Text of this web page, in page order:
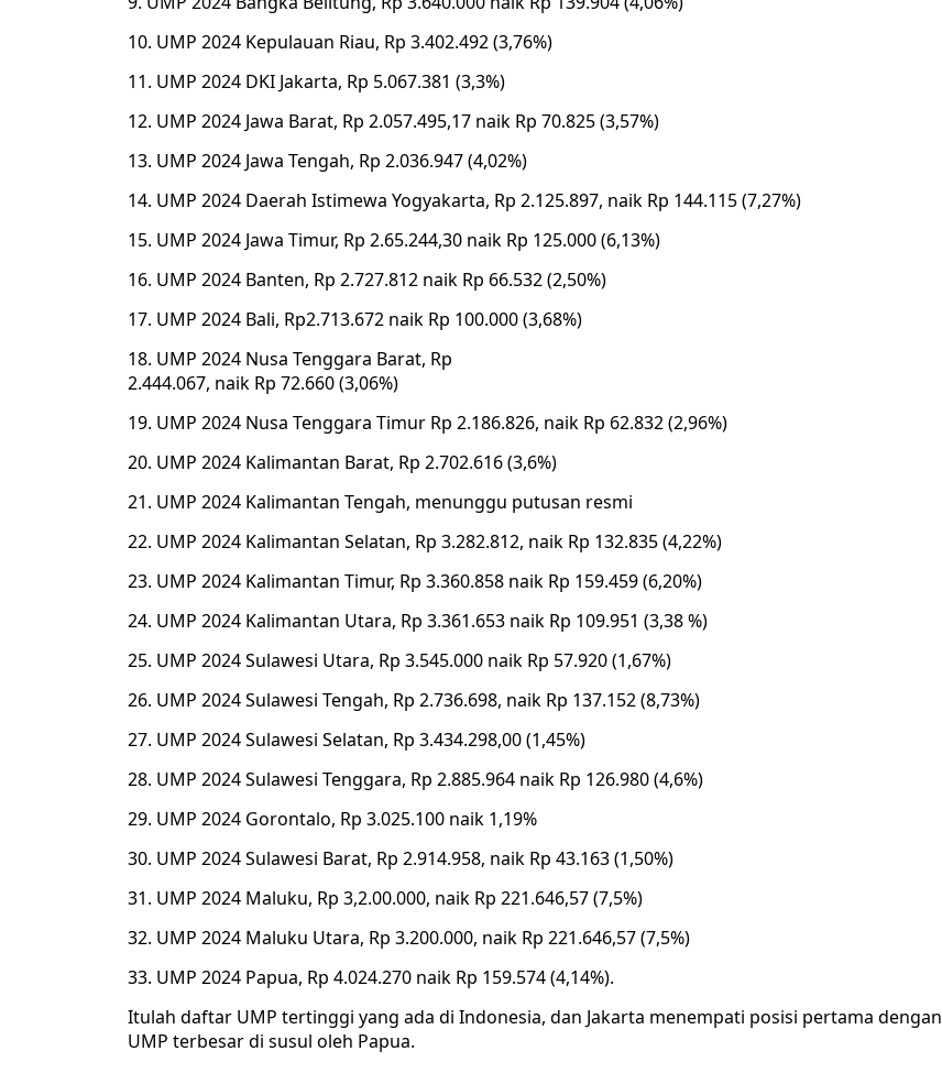
10. UMP 2024 Kepulauan Riau, Rp 3.402.492 (3,76%)
11. UMP 2024 DKI Jakarta, Rp 5.067.381 (3,3%)
12. UMP 2024 Jawa Barat, Rp 2.057.495,17 naik Rp 70.825 (3,57%)
13. UMP 2024 Jawa Tengah, Rp 2.036.947 (4,02%)
14. UMP 2024 Daerah Istimewa Yogyakarta, Rp 2.125.897, naik Rp 144.115 (7,27%)
15. UMP 2024 Jawa Timur, Rp 2.65.244,30 naik Rp 125.000 (6,13%)
16. UMP 2024 Banten, Rp 2.727.812 naik Rp 66.532 (2,50%)
17. UMP 2024 Bali, Rp2.713.672 naik Rp 100.000 (3,68%)
18. UMP 2024 Nusa Tenggara Barat, Rp
2.444.067, naik Rp 72.660 (3,06%)
19. UMP 2024 Nusa Tenggara Timur Rp 2.186.826, naik Rp 62.832 (2,96%)
20. UMP 2024 Kalimantan Barat, Rp 2.702.616 (3,6%)
21. UMP 2024 Kalimantan Tengah, menunggu putusan resmi
22. UMP 2024 Kalimantan Selatan, Rp 3.282.812, naik Rp 132.835 (4,22%)
23. UMP 2024 Kalimantan Timur, Rp 3.360.858 naik Rp 159.459 (6,20%)
24. UMP 2024 Kalimantan Utara, Rp 3.361.653 naik Rp 109.951 (3,38 %)
25. UMP 2024 Sulawesi Utara, Rp 3.545.000 naik Rp 57.920 (1,67%)
26. UMP 2024 Sulawesi Tengah, Rp 2.736.698, naik Rp 137.152 (8,73%)
27. UMP 2024 Sulawesi Selatan, Rp 3.434.298,00 (1,45%)
28. UMP 2024 Sulawesi Tenggara, Rp 2.885.964 naik Rp 126.980 (4,6%)
29. UMP 2024 Gorontalo, Rp 3.025.100 naik 1,19%
30. UMP 2024 Sulawesi Barat, Rp 2.914.958, naik Rp 43.163 (1,50%)
31. UMP 2024 Maluku, Rp 3,2.00.000, naik Rp 221.646,57 (7,5%)
32. UMP 2024 Maluku Utara, Rp 3.200.000, naik Rp 221.646,57 (7,5%)
33. UMP 2024 Papua, Rp 4.024.270 naik Rp 159.574 (4,14%).
Itulah daftar UMP tertinggi yang ada di Indonesia, dan Jakarta menempati posisi pertama dengan
UMP terbesar di susul oleh Papua.